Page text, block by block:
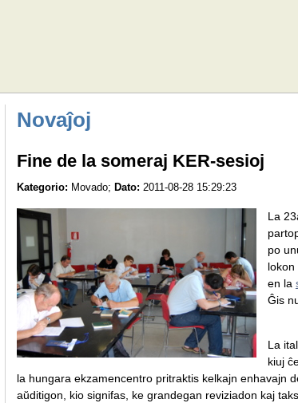
Novaĵoj
Fine de la someraj KER-sesioj
Kategorio: Movado; Dato: 2011-08-28 15:29:23
La
po
en la
Ĝis
La
kiuj
la hungara ekzamencentro pritraktis kelkajn enhavajn
aŭditigon, kio signifas, ke grandegan reviziadon kaj